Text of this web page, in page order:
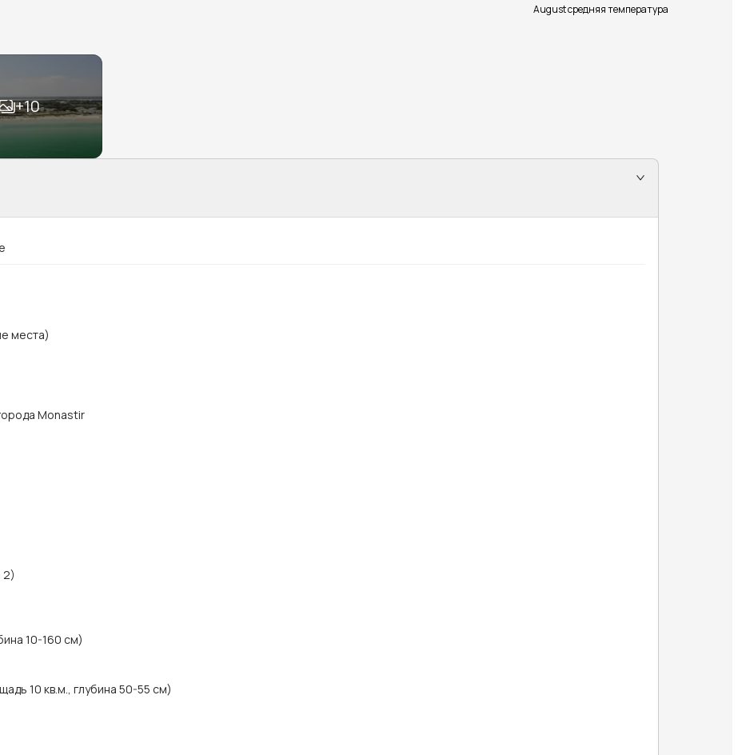
August средняя температура
+10
места)
Monastir
2)
10-160 см)
10 кв.м., глубина 50-55 см)